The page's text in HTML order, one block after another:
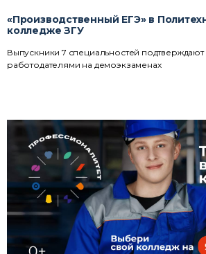
«Производственный ЕГЭ» в
колледже ЗГУ
Выпускники 7 специальностей
работодателями на демоэкзаменах